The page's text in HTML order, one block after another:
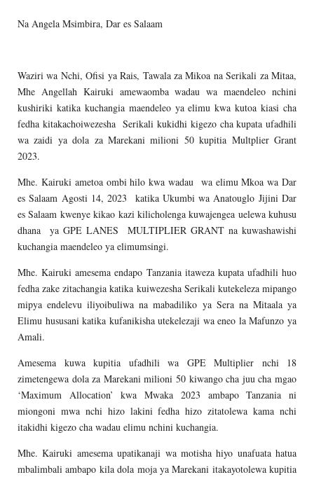
Na Angela Msimbira, Dar es Salaam
Waziri wa Nchi, Ofisi ya Rais, Tawala za Mikoa na Serikali za Mitaa,
Mhe Angellah Kairuki amewaomba wadau wa maendeleo nchini
kushiriki katika kuchangia maendeleo ya elimu kwa kutoa kiasi cha
fedha kitakachoiwezesha Serikali kukidhi kigezo cha kupata ufadhili
wa zaidi ya dola za Marekani milioni 50 kupitia Multplier Grant
2023.
Mhe. Kairuki ametoa ombi hilo kwa wadau wa elimu Mkoa wa Dar
es Salaam Agosti 14, 2023 katika Ukumbi wa Anatouglo Jijini Dar
es Salaam kwenye kikao kazi kilicholenga kuwajengea uelewa kuhusu
dhana ya GPE LANES MULTIPLIER GRANT na kuwashawishi
kuchangia maendeleo ya elimumsingi.
Mhe. Kairuki amesema endapo Tanzania itaweza kupata ufadhili huo
fedha zake zitachangia katika kuiwezesha Serikali kutekeleza mipango
mipya endelevu iliyoibuliwa na mabadiliko ya Sera na Mitaala ya
Elimu hususani katika kufanikisha utekelezaji wa eneo la Mafunzo ya
Amali.
Amesema kuwa kupitia ufadhili wa GPE Multiplier nchi 18
zimetengewa dola za Marekani milioni 50 kiwango cha juu cha mgao
‘Maximum Allocation’ kwa Mwaka 2023 ambapo Tanzania ni
miongoni mwa nchi hizo lakini fedha hizo zitatolewa kama nchi
itakidhi kigezo cha wadau elimu nchini kuchangia.
Mhe. Kairuki amesema upatikanaji wa motisha hiyo unafuata hatua
mbalimbali ambapo kila dola moja ya Marekani itakayotolewa kupitia